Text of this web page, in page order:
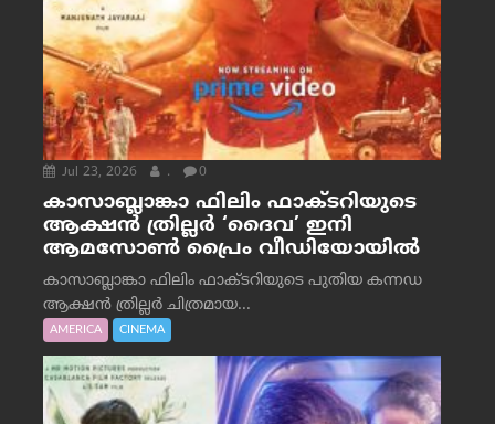
Jul 23, 2026 . 0
കാസാബ്ലാങ്കാ ഫിലിം ഫാക്ടറിയുടെ
ആക്ഷൻ ത്രില്ലർ ‘ദൈവ’ ഇനി
ആമസോൺ പ്രൈം വീഡിയോയിൽ
കാസാബ്ലാങ്കാ ഫിലിം ഫാക്ടറിയുടെ പുതിയ കന്നഡ
ആക്ഷൻ ത്രില്ലർ ചിത്രമായ...
AMERICA CINEMA